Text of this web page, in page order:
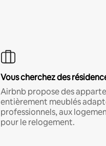
Vous cherchez des
Airbnb propose des
entièrement meublés
professionnels, aux
pour le relogement.